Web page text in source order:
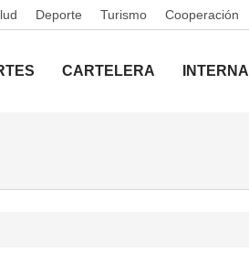
Deporte Turismo Cooperación
CARTELERA